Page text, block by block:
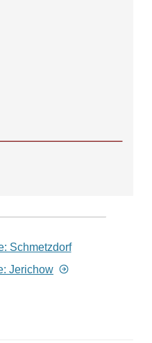
Schmetzdorf
Jerichow